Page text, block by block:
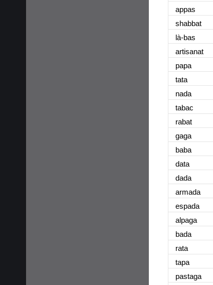
appas
shabbat
là-bas
artisanat
papa
tata
nada
tabac
rabat
gaga
baba
data
dada
armada
espada
alpaga
bada
rata
tapa
pastaga